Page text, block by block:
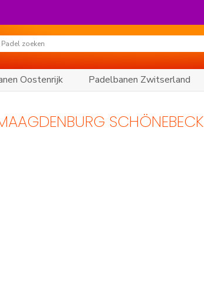
Oostenrijk Padelbanen Zwitserland
SCHÖNEBECK